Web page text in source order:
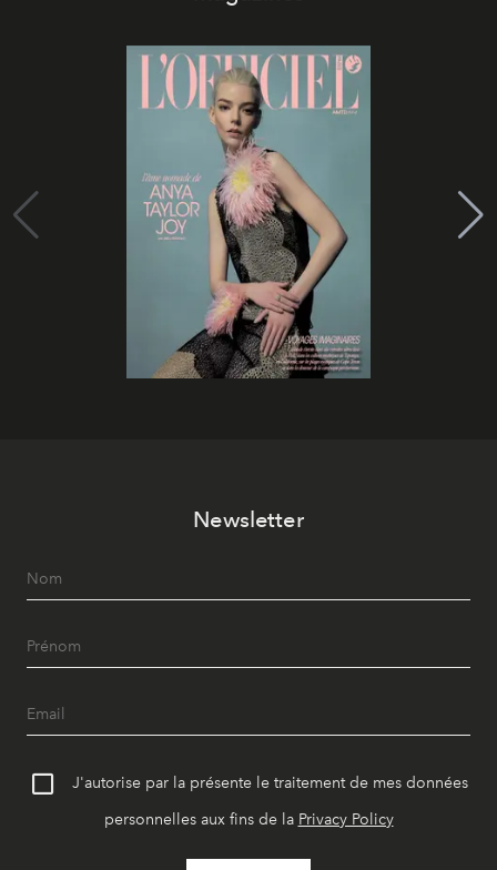
Newsletter
J'autorise par la présente le traitement de mes données
personnelles aux fins de la Privacy Policy